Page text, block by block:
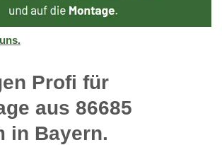
Profi für
aus 86685
in Bayern.